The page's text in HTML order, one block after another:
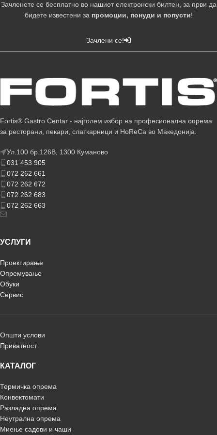
Зачленете се бесплатно во нашиот електронски билтен, за први да
бидете известени за промоции, понуди и попусти!
Зачлени се!
Fortis® Gastro Centar - најголем избор на професионална опрема
за ресторани, пекари, слаткарници и HoReCa во Македонија.
Ул.100 бр.126В, 1300 Куманово
031 453 905
072 262 661
072 262 672
072 262 683
072 262 663
УСЛУГИ
Проектирање
Опремување
Обуки
Сервис
Општи услови
Приватност
КАТАЛОГ
Термичка опрема
Конвектомати
Разладна опрема
Неутрална опрема
Миење садови и чаши